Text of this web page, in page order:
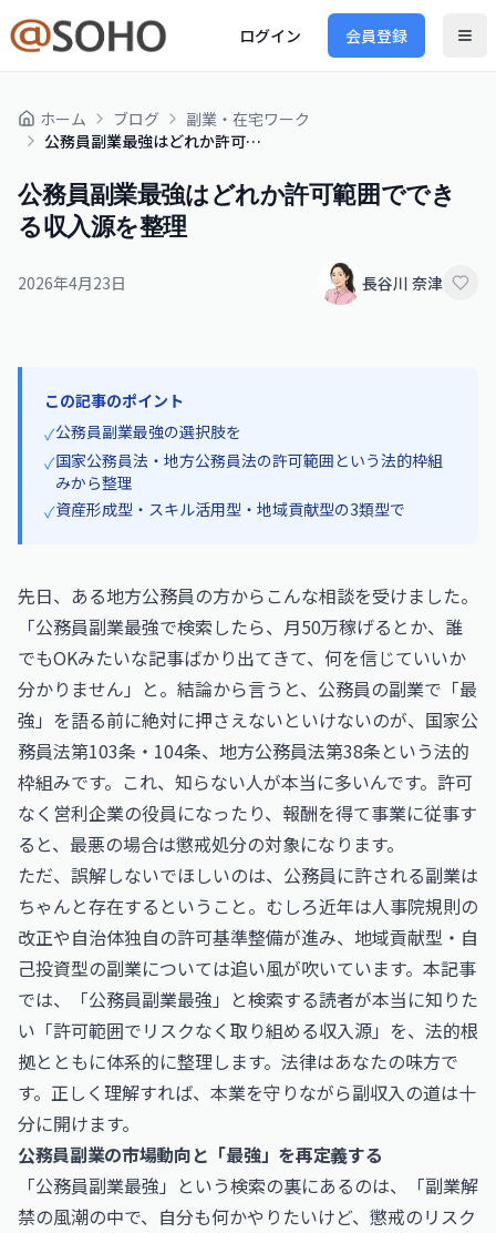
ログイン 会員登録
ホーム ブログ
副業・在宅ワーク
公務員副業最強はどれか許可範囲でできる収入源を整理
公務員副業最強はどれか許可範囲ででき
る収入源を整理
2026年4月23日 長谷川 奈津
この記事のポイント
✓公務員副業最強の選択肢を
✓国家公務員法・地方公務員法の許可範囲という法的枠組
みから整理
✓資産形成型・スキル活用型・地域貢献型の3類型で
先日、ある地方公務員の方からこんな相談を受けました。
「公務員副業最強で検索したら、月50万稼げるとか、誰
でもOKみたいな記事ばかり出てきて、何を信じていいか
分かりません」と。結論から言うと、公務員の副業で「最
強」を語る前に絶対に押さえないといけないのが、国家公
務員法第103条・104条、地方公務員法第38条という法的
枠組みです。これ、知らない人が本当に多いんです。許可
なく営利企業の役員になったり、報酬を得て事業に従事す
ると、最悪の場合は懲戒処分の対象になります。
ただ、誤解しないでほしいのは、公務員に許される副業は
ちゃんと存在するということ。むしろ近年は人事院規則の
改正や自治体独自の許可基準整備が進み、地域貢献型・自
己投資型の副業については追い風が吹いています。本記事
では、「公務員副業最強」と検索する読者が本当に知りた
い「許可範囲でリスクなく取り組める収入源」を、法的根
拠とともに体系的に整理します。法律はあなたの味方で
す。正しく理解すれば、本業を守りながら副収入の道は十
分に開けます。
公務員副業の市場動向と「最強」を再定義する
「公務員副業最強」という検索の裏にあるのは、「副業解
禁の風潮の中で、自分も何かやりたいけど、懲戒のリスク